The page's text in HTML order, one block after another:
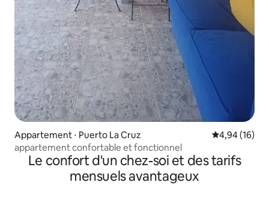
Appartement ⋅ Puerto La Cruz Évaluation
4,94 (16)
appartement confortable et fonctionnel
Le confort d'un chez-soi et des tarifs
mensuels avantageux